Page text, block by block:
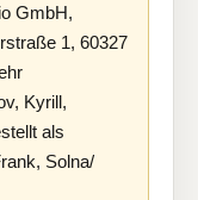
GmbH,
1, 60327
Kyrill,
als
Solna/